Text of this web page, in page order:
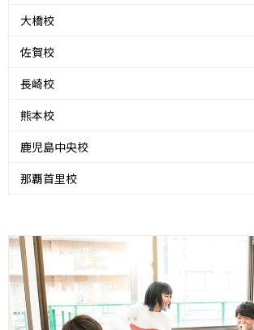
大橋校
佐賀校
長崎校
熊本校
鹿児島中央校
那覇首里校